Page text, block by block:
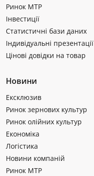
Ринок МТР
Інвестиції
Статистичні бази даних
Індивідуальні презентації
Цінові довідки на товар
Новини
Ексклюзив
Ринок зернових культур
Ринок олійних культур
Економіка
Логістика
Новини компаній
Ринок МТР